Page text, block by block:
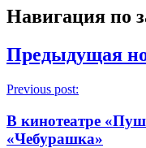
Навигация по
Предыдущая
Previous post:
В кинотеатре
«Чебурашка»